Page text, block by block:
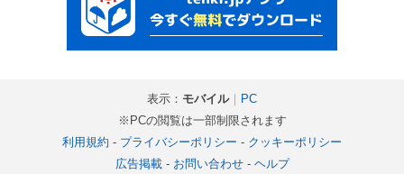
表示： モバイル｜ PC
※PCの閲覧は一部制限されます
利用規約 - プライバシーポリシー - クッキーポリシー
広告掲載- お問い合わせ- ヘルプ